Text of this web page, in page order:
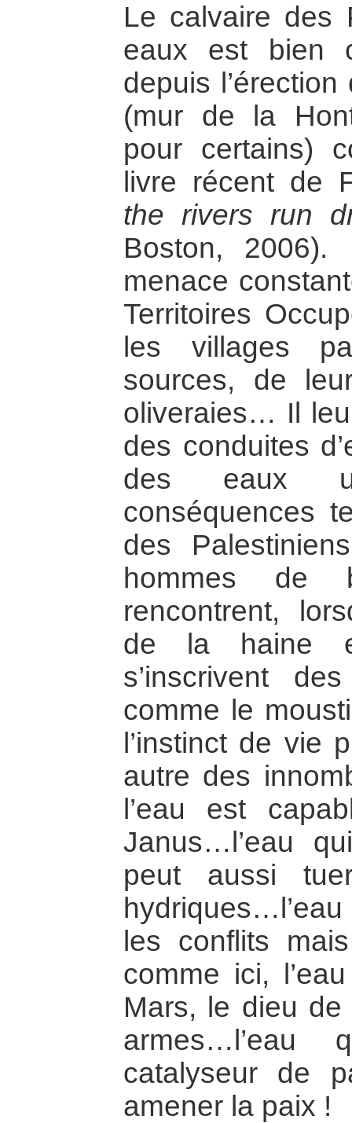
Le calvaire des
eaux est bien
depuis
(mur de la
pour certains)
livre récent de
the rivers run
Boston,
menace
Territoires
les villages
sources, de
oliveraies… Il
des conduites
des eaux
conséquences
des
hommes de
rencontrent,
de la haine
s’inscrivent
comme le
l’instinct de vie
autre des
l’eau est
Janus…l’eau
peut aussi
les conflits
comme ici,
Mars, le dieu
catalyseur de
amener la paix !